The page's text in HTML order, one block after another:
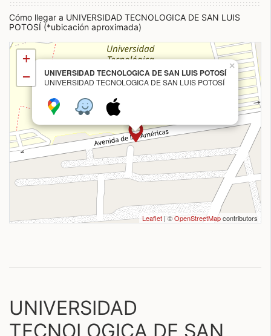
Cómo llegar a UNIVERSIDAD TECNOLOGICA DE SAN LUIS
POTOSÍ (*ubicación aproximada)
UNIVERSIDAD TECNOLOGICA DE SAN LUIS POTOSÍ
UNIVERSIDAD TECNOLOGICA DE SAN LUIS POTOSÍ
×
+
−
Leaflet | ©OpenStreetMapcontributors
UNIVERSIDAD
TECNOLOGICA DE SAN